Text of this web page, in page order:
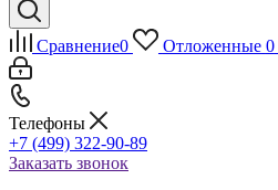
Сравнение0 Отложенные 0
Телефоны
+7 (499) 322-90-89
Заказать звонок